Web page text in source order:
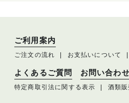
ご利用案内
ご注文の流れ お支払いについて
よくあるご質問 お問い合わせ
特定商取引法に関する表示 酒類